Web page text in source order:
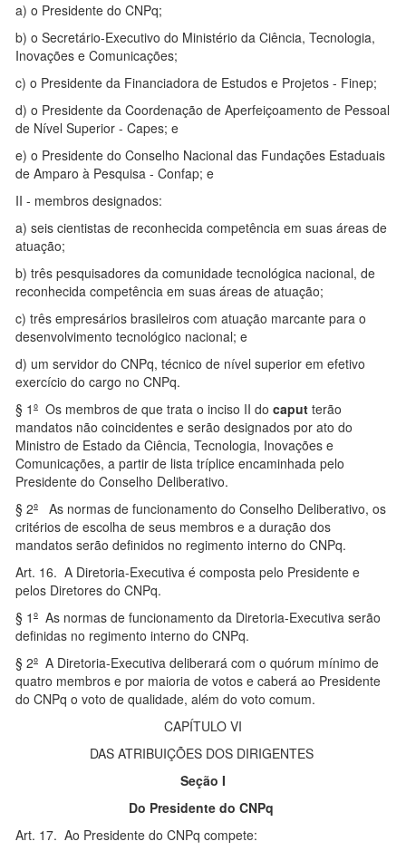
a) o Presidente do CNPq;
b) o Secretário-Executivo do Ministério da Ciência, Tecnologia,
Inovações e Comunicações;
c) o Presidente da Financiadora de Estudos e Projetos - Finep;
d) o Presidente da Coordenação de Aperfeiçoamento de Pessoal
de Nível Superior - Capes; e
e) o Presidente do Conselho Nacional das Fundações Estaduais
de Amparo à Pesquisa - Confap; e
II - membros designados:
a) seis cientistas de reconhecida competência em suas áreas de
atuação;
b) três pesquisadores da comunidade tecnológica nacional, de
reconhecida competência em suas áreas de atuação;
c) três empresários brasileiros com atuação marcante para o
desenvolvimento tecnológico nacional; e
d) um servidor do CNPq, técnico de nível superior em efetivo
exercício do cargo no CNPq.
§ 1º Os membros de que trata o inciso II do caput terão
mandatos não coincidentes e serão designados por ato do
Ministro de Estado da Ciência, Tecnologia, Inovações e
Comunicações, a partir de lista tríplice encaminhada pelo
Presidente do Conselho Deliberativo.
§ 2º As normas de funcionamento do Conselho Deliberativo, os
critérios de escolha de seus membros e a duração dos
mandatos serão definidos no regimento interno do CNPq.
Art. 16. A Diretoria-Executiva é composta pelo Presidente e
pelos Diretores do CNPq.
§ 1º As normas de funcionamento da Diretoria-Executiva serão
definidas no regimento interno do CNPq.
§ 2º A Diretoria-Executiva deliberará com o quórum mínimo de
quatro membros e por maioria de votos e caberá ao Presidente
do CNPq o voto de qualidade, além do voto comum.
CAPÍTULO VI
DAS ATRIBUIÇÕES DOS DIRIGENTES
Seção I
Do Presidente do CNPq
Art. 17. Ao Presidente do CNPq compete: